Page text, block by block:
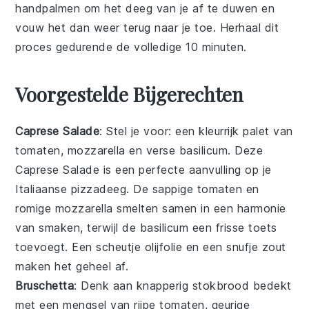
handpalmen om het deeg van je af te duwen en
vouw het dan weer terug naar je toe. Herhaal dit
proces gedurende de volledige 10 minuten.
Voorgestelde Bijgerechten
Caprese Salade: Stel je voor: een kleurrijk palet van
tomaten, mozzarella en verse basilicum. Deze
Caprese Salade is een perfecte aanvulling op je
Italiaanse pizzadeeg. De sappige tomaten en
romige mozzarella smelten samen in een harmonie
van smaken, terwijl de basilicum een frisse toets
toevoegt. Een scheutje olijfolie en een snufje zout
maken het geheel af.
Bruschetta: Denk aan knapperig stokbrood bedekt
met een mengsel van rijpetomaten, geurige